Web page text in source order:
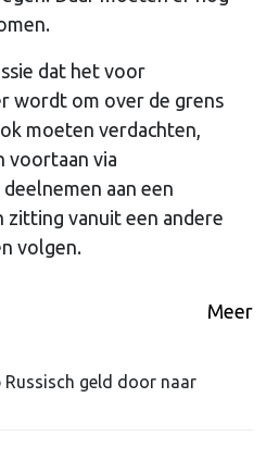
dat het voor
wordt om over de grens
moeten verdachten,
voortaan via
aan een
zitting vanuit een andere
volgen.
Meer
geld door naar